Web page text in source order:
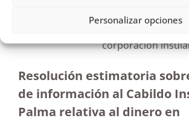
Personalizar opciones
Solicitud de información al
corporación
Resolución estimatoria
de información al Cabildo
Palma relativa al dinero en